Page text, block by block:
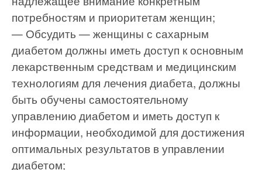
потребностям и приоритетам женщин;
— Обсудить — женщины с сахарным
диабетом должны иметь доступ к основным
лекарственным средствам и медицинским
технологиям для лечения диабета, должны
быть обучены самостоятельному
управлению диабетом и иметь доступ к
информации, необходимой для достижения
оптимальных результатов в управлении
диабетом;